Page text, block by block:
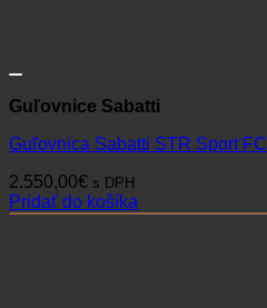
Guľovnice Sabatti
Guľovnica Sabatti STR Sport FC
2.550,00€ s DPH
Pridať do košíka